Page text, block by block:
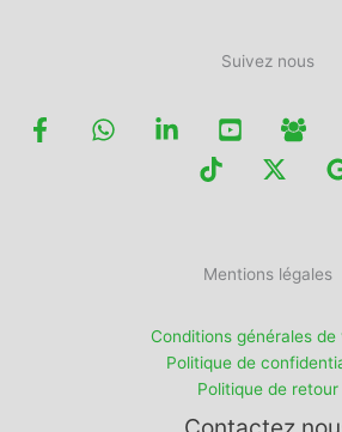
Suivez nous
Mentions légales
Conditions générales de
Politique de
Politique de retour